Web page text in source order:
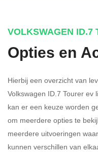
VOLKSWAGEN ID.7
Opties en
Hierbij een overzicht van
Volkswagen ID.7 Tourer ev
kan er een keuze worden
om meerdere opties te
meerdere uitvoeringen
kunnen verschillen van